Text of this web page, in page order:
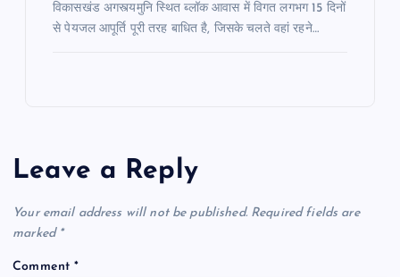
विकासखंड अगस्त्यमुनि स्थित ब्लॉक आवास में विगत लगभग 15 दिनों
से पेयजल आपूर्ति पूरी तरह बाधित है, जिसके चलते वहां रहने…
Leave a Reply
Your email address will not be published. Required fields are
marked *
Comment*